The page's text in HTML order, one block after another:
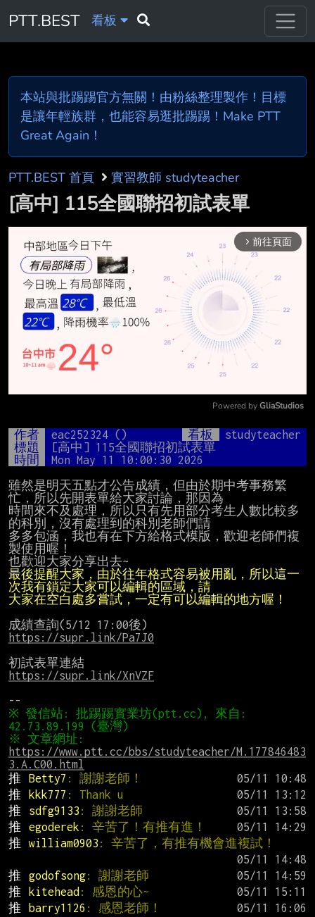
PTT.BEST 看板
本站與批踢踢官方無關！由粉絲整理製作！目標
是讓年輕族群，也能容易逛批踢踢！Make PTT
Great Again！
PTT.BEST 首頁 實習教師 studyteacher
[高中] 115全國聯招初試表單
arrow_forward_ios 前往頁面
Mute
Powered by GliaStudios
作者 eac252324 () 看板
studyteacher
標題
[高中] 115全國聯招初試表單
時間
Mon May 11 10:00:30 2026
雖然是明天五點才公告成績，但由於期中考事務繁
忙，所以先開表單給大家討論，那因為
時間來不及處理，所以只有先用部分考生人數比較多
的科別，沒有處理到的科別老師們請
多多包涵，我也有在下方給格式模版，歡迎老師們複
製使用喔！
最後提醒大家，由於往年格式容易被用亂，所以這一
大家在空白處多嘗試，一定有可以編輯的地方喔！
https://supr.link/Pa7J0
https://supr.link/XnVZF
※ 發信站: 批踢踢實業坊(ptt.cc), 來自:
https://www.ptt.cc/bbs/studyteacher/M.177846483
3.A.C00.html
推
Betty7 : 謝謝老師！
推
kkk777 : Thank u
推
sdfg9133 : 謝謝老師
推
egoderek : 辛苦了！有推有進！
推
william0903 : 辛苦了，有推有機會進複試！
推
godofsong: 謝謝老師
推
kitehead : 感恩的心~
推
barry1126 : 感恩老師！